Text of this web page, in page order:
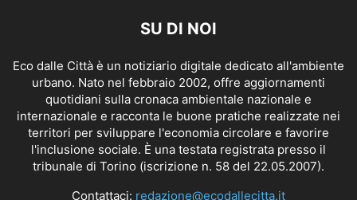
SU DI NOI
Eco dalle Città è un notiziario digitale dedicato all'ambiente
urbano. Nato nel febbraio 2002, offre aggiornamenti
quotidiani sulla cronaca ambientale nazionale e
internazionale e racconta le buone pratiche realizzate nei
territori per sviluppare l'economia circolare e favorire
l'inclusione sociale. È una testata registrata presso il
tribunale di Torino (iscrizione n. 58 del 22.05.2007).
Contattaci: redazione@ecodallecitta.it